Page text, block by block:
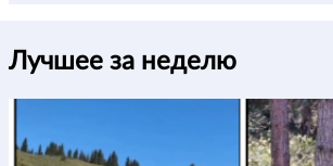
Лучшее за неделю